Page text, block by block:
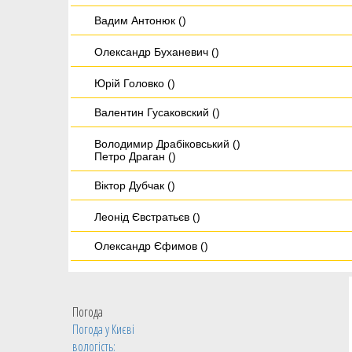
Вадим Антонюк ()
Олександр Буханевич ()
Юрій Головко ()
Валентин Гусаковский ()
Володимир Драбіковський ()
Петро Драган ()
Віктор Дубчак ()
Леонід Євстратьєв ()
Олександр Єфимов ()
Олександр Іванов ()
Інна Іванова ()
Погода
Погода уКиєві
вологість: